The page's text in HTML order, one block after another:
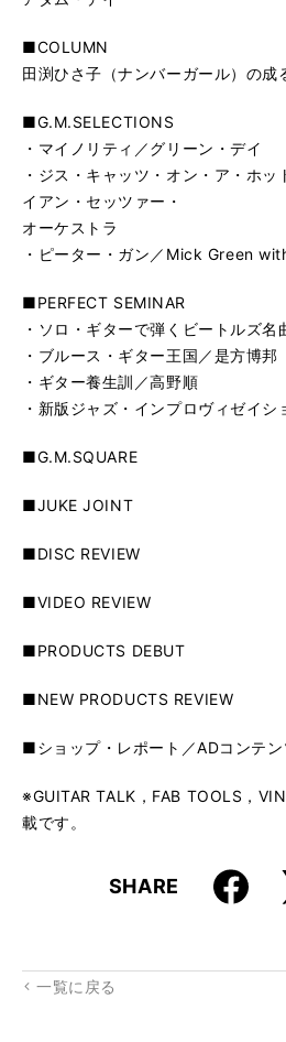
■COLUMN
田渕ひさ子（ナンバーガール）の成
■G.M.SELECTIONS
・マイノリティ／グリーン・デイ
・ジス・キャッツ・オン・ア・ホ
イアン・セッツァー・
オーケストラ
・ピーター・ガン／Mick Green
■PERFECT SEMINAR
・ソロ・ギターで弾くビートルズ名
・ブルース・ギター王国／是方博邦
・ギター養生訓／高野順
・新版ジャズ・インプロヴィゼイシ
■G.M.SQUARE
■JUKE JOINT
■DISC REVIEW
■VIDEO REVIEW
■PRODUCTS DEBUT
■NEW PRODUCTS REVIEW
■ショップ・レポート／ADコンテン
※GUITAR TALK，FAB TOOLS，
載です。
SHARE Faceboo
k
X
一覧に戻る